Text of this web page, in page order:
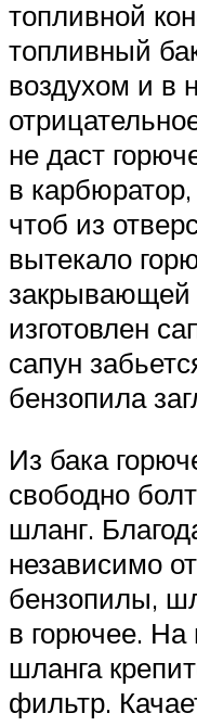
топливной
топливный
воздухом и в
не даст
в
чтоб из
вытекало
закрывающей
изготовлен
сапун
бензопила
Из бака
свободно
шланг.
независимо
бензопилы,
в горючее. На
шланга
фильтр.